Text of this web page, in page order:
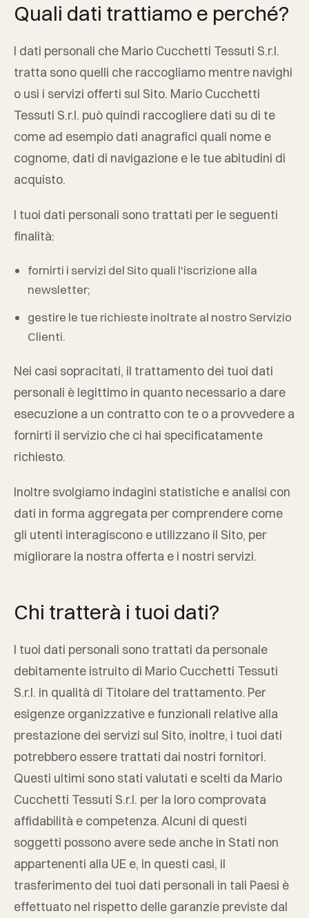
Quali dati trattiamo e perché?
I dati personali che Mario Cucchetti Tessuti S.r.l.
tratta sono quelli che raccogliamo mentre navighi
o usi i servizi offerti sul Sito. Mario Cucchetti
Tessuti S.r.l. può quindi raccogliere dati su di te
come ad esempio dati anagrafici quali nome e
cognome, dati di navigazione e le tue abitudini di
acquisto.
I tuoi dati personali sono trattati per le seguenti
finalità:
fornirti i servizi del Sito quali l'iscrizione alla
newsletter;
gestire le tue richieste inoltrate al nostro Servizio
Clienti.
Nei casi sopracitati, il trattamento dei tuoi dati
personali è legittimo in quanto necessario a dare
esecuzione a un contratto con te o a provvedere a
fornirti il servizio che ci hai specificatamente
richiesto.
Inoltre svolgiamo indagini statistiche e analisi con
dati in forma aggregata per comprendere come
gli utenti interagiscono e utilizzano il Sito, per
migliorare la nostra offerta e i nostri servizi.
Chi tratterà i tuoi dati?
I tuoi dati personali sono trattati da personale
debitamente istruito di Mario Cucchetti Tessuti
S.r.l. in qualità di Titolare del trattamento. Per
esigenze organizzative e funzionali relative alla
prestazione dei servizi sul Sito, inoltre, i tuoi dati
potrebbero essere trattati dai nostri fornitori.
Questi ultimi sono stati valutati e scelti da Mario
Cucchetti Tessuti S.r.l. per la loro comprovata
affidabilità e competenza. Alcuni di questi
soggetti possono avere sede anche in Stati non
appartenenti alla UE e, in questi casi, il
trasferimento dei tuoi dati personali in tali Paesi è
effettuato nel rispetto delle garanzie previste dal